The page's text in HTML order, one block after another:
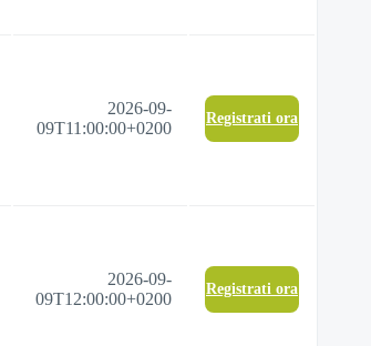
2026-09-
09T11:00:00+0200
Registrati ora
2026-09-
09T12:00:00+0200
Registrati ora